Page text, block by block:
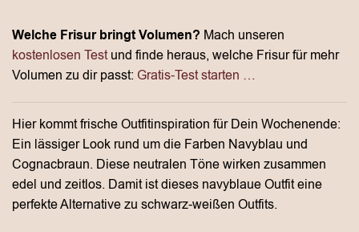
Welche Frisur bringt Volumen? Mach unseren
kostenlosen Testund finde heraus, welche Frisur für mehr
Volumen zu dir passt: Gratis-Test starten …
Hier kommt frische Outfitinspiration für Dein Wochenende:
Ein lässiger Look rund um die Farben Navyblau und
Cognacbraun. Diese neutralen Töne wirken zusammen
edel und zeitlos. Damit ist dieses navyblaue Outfit eine
perfekte Alternative zu schwarz-weißen Outfits.